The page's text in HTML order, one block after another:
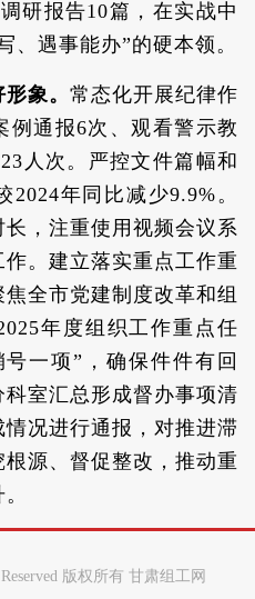
研报告10篇，在实战中
、遇事能办”的硬本领。
象。 常态化开展纪律作
例通报6次、观看警示教
人次。严控文件篇幅和
年同比减少9.9%。
，注重使用视频会议系
。建立落实重点工作重
全市党建制度改革和组
年度组织工作重点任
一项”，确保件件有回
室汇总形成督办事项清
况进行通报，对推进滞
源、督促整改，推动重
版权所有 甘肃组工网